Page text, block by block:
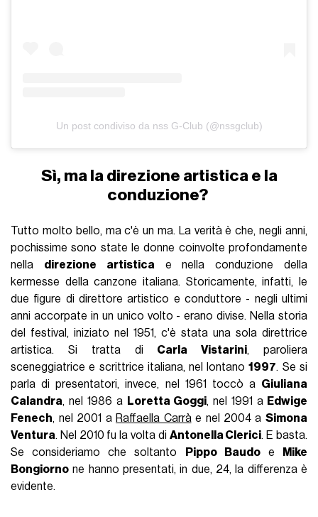
Un post condiviso da nss G-Club (@nssgclub)
Sì, ma la direzione artistica e la
conduzione?
Tutto molto bello, ma c'è un ma. La verità è che, negli anni,
pochissime sono state le donne coinvolte profondamente
nella direzione artisticae nella conduzione della
kermesse della canzone italiana. Storicamente, infatti, le
due figure di direttore artistico e conduttore - negli ultimi
anni accorpate in un unico volto - erano divise. Nella storia
del festival, iniziato nel 1951, c'è stata una sola direttrice
artistica. Si tratta di Carla Vistarini, paroliera
sceneggiatrice e scrittrice italiana, nel lontano1997. Se si
parla di presentatori, invece, nel 1961 toccò a Giuliana
Calandra, nel 1986 a Loretta Goggi, nel 1991 a Edwige
Fenech, nel 2001 a Raffaella Carràe nel 2004 a Simona
Ventura. Nel 2010 fu la volta di Antonella Clerici. E basta.
Se consideriamo che soltanto
Pippo Baudoe
Mike
Bongiorno ne hanno presentati, in due, 24, la differenza è
evidente.